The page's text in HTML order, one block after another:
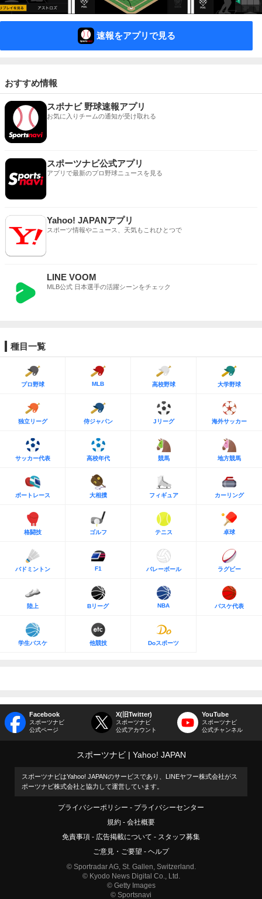
速報をアプリで見る
おすすめ情報
スポナビ 野球速報アプリ
お気に入りチームの通知が受け取れる
スポーツナビ公式アプリ
アプリで最新のプロ野球ニュースを見る
Yahoo! JAPANアプリ
スポーツ情報やニュース、天気もこれひとつで
LINE VOOM
MLB公式 日本選手の活躍シーンをチェック
種目一覧
プロ野球 MLB 高校野球 大学野球
独立リーグ 侍ジャパン Jリーグ 海外サッカー
サッカー代表 高校年代 競馬 地方競馬
ボートレース 大相撲 フィギュア カーリング
格闘技 ゴルフ テニス 卓球
バドミントン F1 バレーボール ラグビー
陸上 Bリーグ NBA バスケ代表
学生バスケ 他競技 Doスポーツ
Facebook
スポーツナビ
公式ページ
X(旧Twitter)
スポーツナビ
公式アカウント
YouTube
スポーツナビ
公式チャンネル
スポーツナビ Yahoo! JAPAN
スポーツナビはYahoo! JAPANのサービスであり、LINEヤフー株式会社がス
ポーツナビ株式会社と協力して運営しています。
プライバシーポリシー
プライバシーセンター
規約
会社概要
免責事項
広告掲載について
スタッフ募集
ご意見・ご要望
ヘルプ
© Sportradar AG, St. Gallen, Switzerland.
© Kyodo News Digital Co., Ltd.
© Getty Images
© Sportsnavi